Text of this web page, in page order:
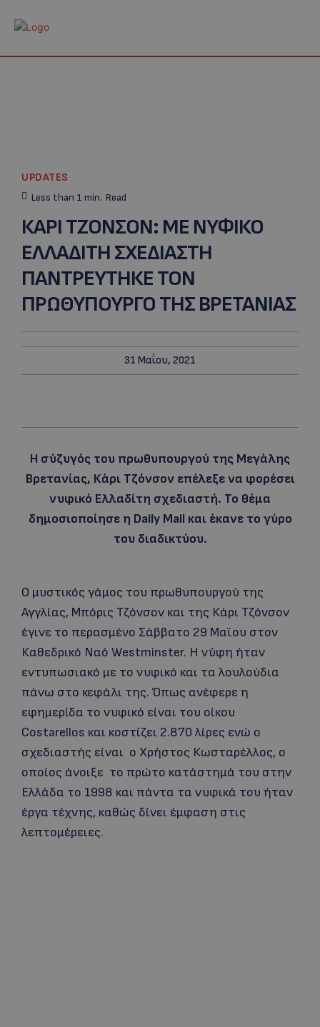
UPDATES
Less than 1 min. Read
ΚΑΡΙ ΤΖΟΝΣΟΝ: ΜΕ ΝΥΦΙΚΟ
ΕΛΛΑΔΙΤΗ ΣΧΕΔΙΑΣΤΗ
ΠΑΝΤΡΕΥΤΗΚΕ ΤΟΝ
ΠΡΩΘΥΠΟΥΡΓΟ ΤΗΣ ΒΡΕΤΑΝΙΑΣ
31 Μαΐου, 2021
Η σύζυγός του πρωθυπουργού της Μεγάλης
Βρετανίας, Κάρι Τζόνσον επέλεξε να φορέσει
νυφικό Ελλαδίτη σχεδιαστή. Το θέμα
δημοσιοποίησε η Daily Mail και έκανε το γύρο
του διαδικτύου.
Ο μυστικός γάμος του πρωθυπουργού της
Αγγλίας, Μπόρις Τζόνσον και της Κάρι Τζόνσον
έγινε το περασμένο Σάββατο 29 Μαϊου στον
Καθεδρικό Ναό Westminster. Η νύφη ήταν
εντυπωσιακό με το νυφικό και τα λουλούδια
πάνω στο κεφάλι της. Όπως ανέφερε η
εφημερίδα το νυφικό είναι του οίκου
Costarellos και κοστίζει 2.870 λίρες ενώ ο
σχεδιαστής είναι ο Χρήστος Κωσταρέλλος, ο
οποίος άνοιξε το πρώτο κατάστημά του στην
Ελλάδα το 1998 και πάντα τα νυφικά του ήταν
έργα τέχνης, καθώς δίνει έμφαση στις
λεπτομέρειες.